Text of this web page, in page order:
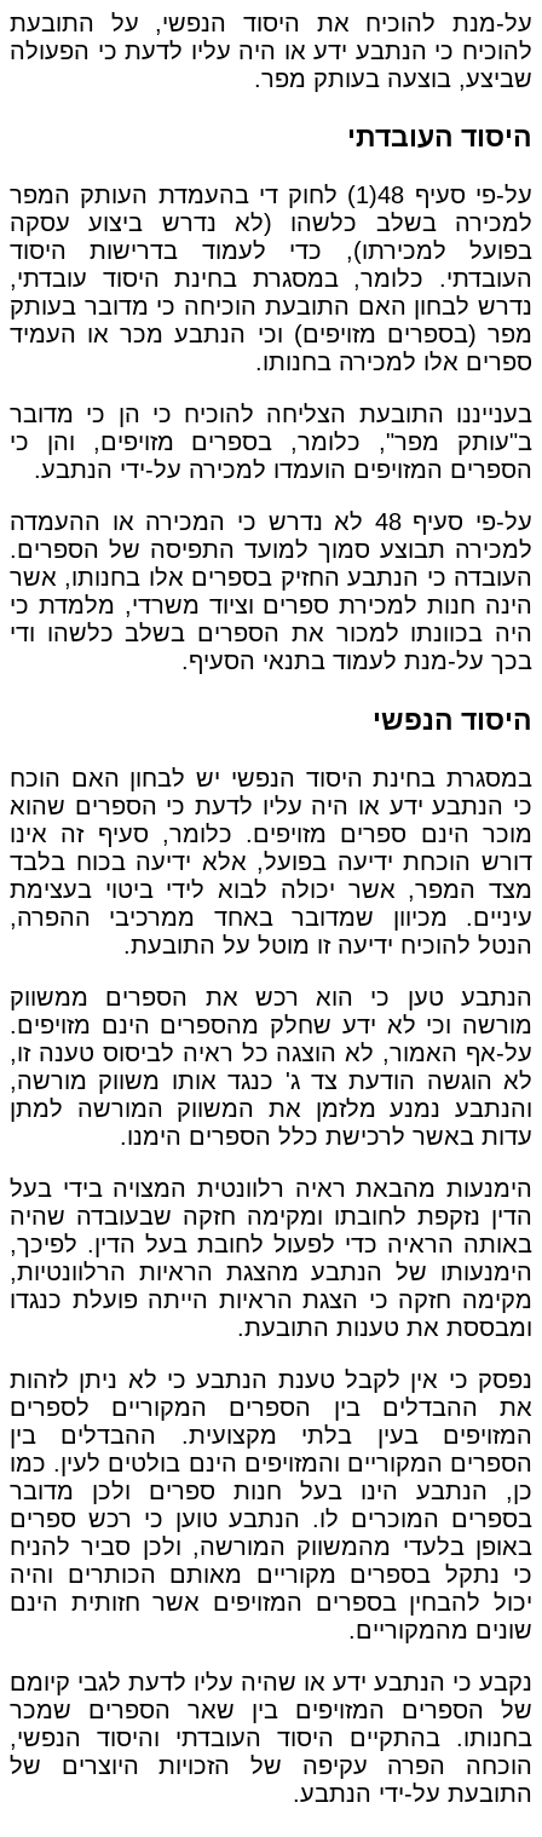
על-מנת להוכיח את היסוד הנפשי, על התובעת
להוכיח כי הנתבע ידע או היה עליו לדעת כי הפעולה
שביצע, בוצעה בעותק מפר.
היסוד העובדתי
על-פי סעיף 48(1) לחוק די בהעמדת העותק המפר
למכירה בשלב כלשהו (לא נדרש ביצוע עסקה
בפועל למכירתו), כדי לעמוד בדרישות היסוד
העובדתי. כלומר, במסגרת בחינת היסוד עובדתי,
נדרש לבחון האם התובעת הוכיחה כי מדובר בעותק
מפר (בספרים מזויפים) וכי הנתבע מכר או העמיד
ספרים אלו למכירה בחנותו.
בענייננו התובעת הצליחה להוכיח כי הן כי מדובר
ב"עותק מפר", כלומר, בספרים מזויפים, והן כי
הספרים המזויפים הועמדו למכירה על-ידי הנתבע.
על-פי סעיף 48 לא נדרש כי המכירה או ההעמדה
למכירה תבוצע סמוך למועד התפיסה של הספרים.
העובדה כי הנתבע החזיק בספרים אלו בחנותו, אשר
הינה חנות למכירת ספרים וציוד משרדי, מלמדת כי
היה בכוונתו למכור את הספרים בשלב כלשהו ודי
בכך על-מנת לעמוד בתנאי הסעיף.
היסוד הנפשי
במסגרת בחינת היסוד הנפשי יש לבחון האם הוכח
כי הנתבע ידע או היה עליו לדעת כי הספרים שהוא
מוכר הינם ספרים מזויפים. כלומר, סעיף זה אינו
דורש הוכחת ידיעה בפועל, אלא ידיעה בכוח בלבד
מצד המפר, אשר יכולה לבוא לידי ביטוי בעצימת
עיניים. מכיוון שמדובר באחד ממרכיבי ההפרה,
הנטל להוכיח ידיעה זו מוטל על התובעת.
הנתבע טען כי הוא רכש את הספרים ממשווק
מורשה וכי לא ידע שחלק מהספרים הינם מזויפים.
על-אף האמור, לא הוצגה כל ראיה לביסוס טענה זו,
לא הוגשה הודעת צד ג' כנגד אותו משווק מורשה,
והנתבע נמנע מלזמן את המשווק המורשה למתן
עדות באשר לרכישת כלל הספרים הימנו.
הימנעות מהבאת ראיה רלוונטית המצויה בידי בעל
הדין נזקפת לחובתו ומקימה חזקה שבעובדה שהיה
באותה הראיה כדי לפעול לחובת בעל הדין. לפיכך,
הימנעותו של הנתבע מהצגת הראיות הרלוונטיות,
מקימה חזקה כי הצגת הראיות הייתה פועלת כנגדו
ומבססת את טענות התובעת.
נפסק כי אין לקבל טענת הנתבע כי לא ניתן לזהות
את ההבדלים בין הספרים המקוריים לספרים
המזויפים בעין בלתי מקצועית. ההבדלים בין
הספרים המקוריים והמזויפים הינם בולטים לעין. כמו
כן, הנתבע הינו בעל חנות ספרים ולכן מדובר
בספרים המוכרים לו. הנתבע טוען כי רכש ספרים
באופן בלעדי מהמשווק המורשה, ולכן סביר להניח
כי נתקל בספרים מקוריים מאותם הכותרים והיה
יכול להבחין בספרים המזויפים אשר חזותית הינם
שונים מהמקוריים.
נקבע כי הנתבע ידע או שהיה עליו לדעת לגבי קיומם
של הספרים המזויפים בין שאר הספרים שמכר
בחנותו. בהתקיים היסוד העובדתי והיסוד הנפשי,
הוכחה הפרה עקיפה של הזכויות היוצרים של
התובעת על-ידי הנתבע.